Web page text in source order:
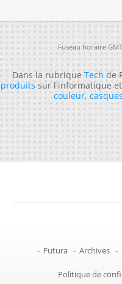
Fuseau horaire
Dans la rubriqueTechde
produitssur l'informatique
couleur,
- Futura - Archives -
Politique de